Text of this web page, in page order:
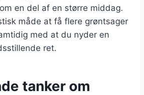
en del af en større middag.
måde at få flere grøntsager
med at du nyder en
ret.
tanker om